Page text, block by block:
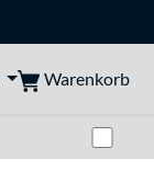
Warenkorb